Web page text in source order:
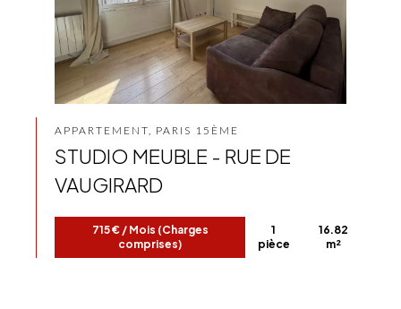
APPARTEMENT, PARIS 15ÈME
STUDIO MEUBLE - RUE DE
VAUGIRARD
715 € / Mois (Charges
comprises)
1
pièce
16.82
m²